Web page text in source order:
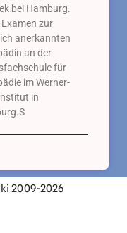
bei Hamburg.
zur
anerkannten
an der
für
im Werner-
in
2009-2026